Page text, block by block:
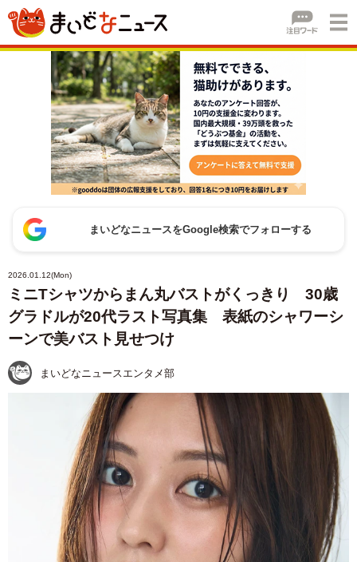
まいどなニュースをGoogle検索でフォローする
2026.01.12(Mon)
ミニTシャツからまん丸バストがくっきり 30歳
グラドルが20代ラスト写真集 表紙のシャワーシ
ーンで美バスト見せつけ
まいどなニュースエンタメ部